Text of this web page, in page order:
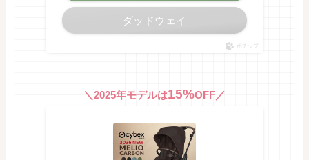
ダッドウェイ
ポチップ
＼2025年モデルは15%OFF／